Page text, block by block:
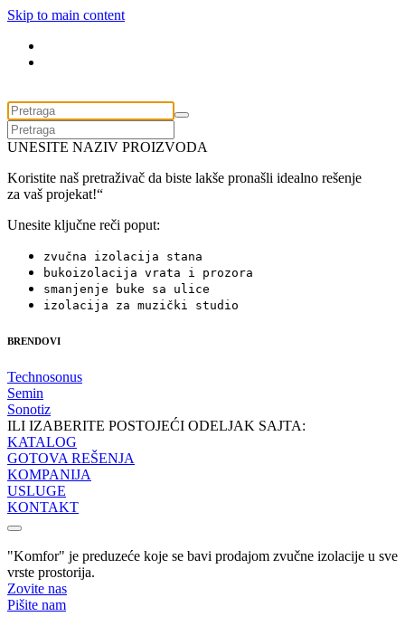
Skip to main content
UNESITE NAZIV PROIZVODA
Koristite naš pretraživač da biste lakše pronašli idealno rešenje
za vaš projekat!“
Unesite ključne reči poput:
zvučna izolacija stana
bukoizolacija vrata i prozora
smanjenje buke sa ulice
izolacija za muzički studio
BRENDOVI
Technosonus
Semin
Sonotiz
ILI IZABERITE POSTOJEĆI ODELJAK SAJTA:
KATALOG
GOTOVA REŠENJA
KOMPANIJA
USLUGE
KONTAKT
"Komfor" je preduzeće koje se bavi prodajom zvučne izolacije u sve
vrste prostorija.
Zovite nas
Pišite nam